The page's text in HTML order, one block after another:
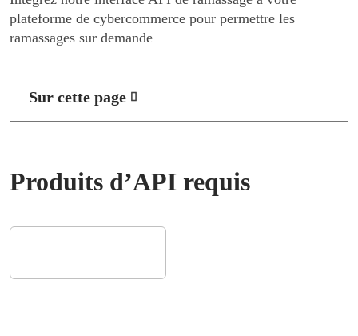
plateforme de cybercommerce pour permettre les
ramassages sur demande
Sur cette page
Produits d’API requis